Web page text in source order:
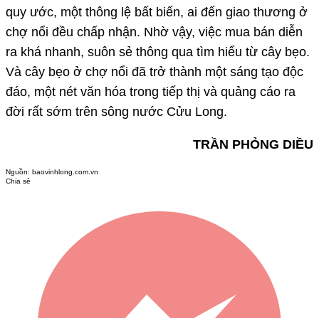
quy ước, một thông lệ bất biến, ai đến giao thương ở
chợ nổi đều chấp nhận. Nhờ vậy, việc mua bán diễn
ra khá nhanh, suôn sẻ thông qua tìm hiểu từ cây bẹo.
Và cây bẹo ở chợ nổi đã trở thành một sáng tạo độc
đáo, một nét văn hóa trong tiếp thị và quảng cáo ra
đời rất sớm trên sông nước Cửu Long.
TRẦN PHỎNG DIỀU
Nguồn: baovinhlong.com.vn
Chia sẻ